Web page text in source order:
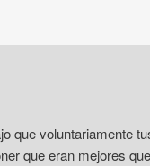
que voluntariamente
que eran mejores que